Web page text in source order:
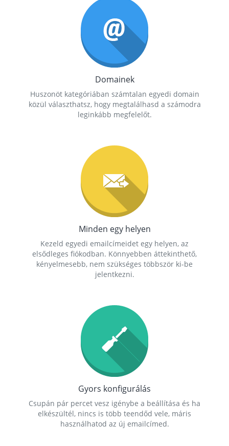
Domainek
Huszonöt kategóriában számtalan egyedi domain
közül választhatsz, hogy megtalálhasd a számodra
leginkább megfelelőt.
Minden egy helyen
Kezeld egyedi emailcímeidet egy helyen, az
elsődleges fiókodban. Könnyebben áttekinthető,
kényelmesebb, nem szükséges többször ki-be
jelentkezni.
Gyors konfigurálás
Csupán pár percet vesz igénybe a beállítása és ha
elkészültél, nincs is több teendőd vele, máris
használhatod az új emailcímed.